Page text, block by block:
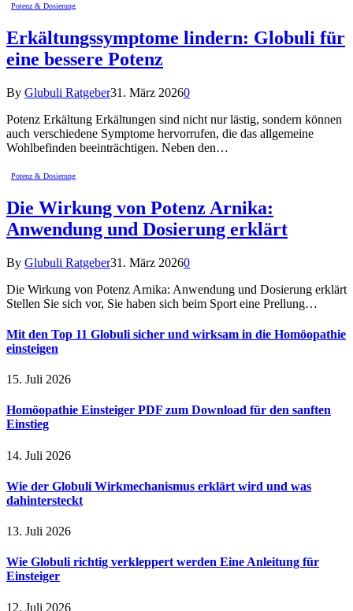
Potenz & Dosierung
Erkältungssymptome lindern: Globuli für
eine bessere Potenz
By Glubuli Ratgeber31. März 20260
Potenz Erkältung Erkältungen sind nicht nur lästig, sondern können
auch verschiedene Symptome hervorrufen, die das allgemeine
Wohlbefinden beeinträchtigen. Neben den…
Potenz & Dosierung
Die Wirkung von Potenz Arnika:
Anwendung und Dosierung erklärt
By Glubuli Ratgeber31. März 20260
Die Wirkung von Potenz Arnika: Anwendung und Dosierung erklärt
Stellen Sie sich vor, Sie haben sich beim Sport eine Prellung…
Mit den Top 11 Globuli sicher und wirksam in die Homöopathie
einsteigen
15. Juli 2026
Homöopathie Einsteiger PDF zum Download für den sanften
Einstieg
14. Juli 2026
Wie der Globuli Wirkmechanismus erklärt wird und was
dahintersteckt
13. Juli 2026
Wie Globuli richtig verkleppert werden Eine Anleitung für
Einsteiger
12. Juli 2026